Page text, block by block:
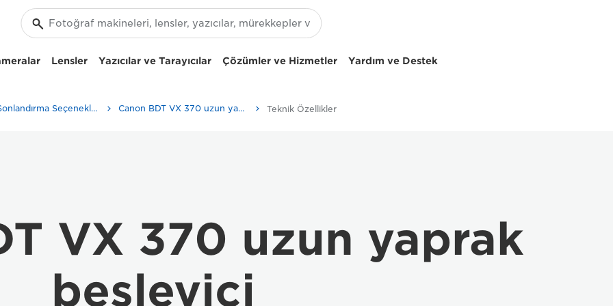
Lensler Yazıcılar ve Tarayıcılar Çözümler ve Hizmetler Yardım ve Destek
Yazıcı Sonlandırma Seçenekleri Canon BDT VX 370 uzun yaprak besleyici - İş Yazıcıları ve Faks Makineleri Teknik Özellikler
VX 370 uzun yaprak
besleyici